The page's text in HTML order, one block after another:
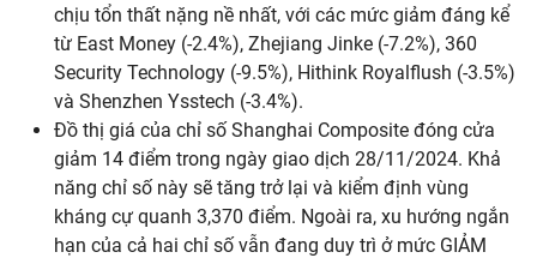
chịu tổn thất nặng nề nhất, với các mức giảm đáng kể
từ East Money (-2.4%), Zhejiang Jinke (-7.2%), 360
Security Technology (-9.5%), Hithink Royalflush (-3.5%)
và Shenzhen Ysstech (-3.4%).
Đồ thị giá của chỉ số Shanghai Composite đóng cửa
giảm 14 điểm trong ngày giao dịch 28/11/2024. Khả
năng chỉ số này sẽ tăng trở lại và kiểm định vùng
kháng cự quanh 3,370 điểm. Ngoài ra, xu hướng ngắn
hạn của cả hai chỉ số vẫn đang duy trì ở mức GIẢM